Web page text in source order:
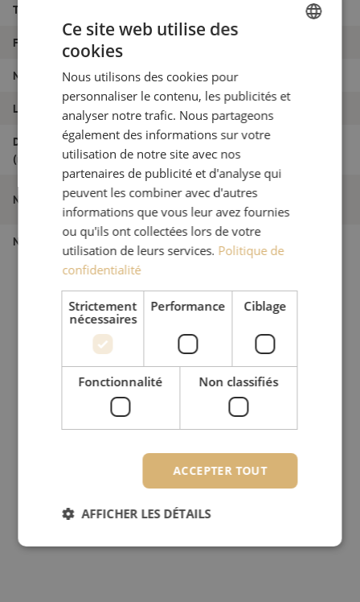
Type de connecteur
Fibretype
Nombre de fibres Duplex
Longueur
Diamètre extérieur
(mm)
1.8
Nom de l'article
Jarretière optique duplex OM4, LC/PC-
LC/PC, 1.8mm, 2m
Numéro d'article M20000134
Ce site web utilise des
cookies
Nous utilisons des cookies pour
personnaliser le contenu, les publicités et
analyser notre trafic. Nous partageons
également des informations sur votre
utilisation de notre site avec nos
partenaires de publicité et d'analyse qui
peuvent les combiner avec d'autres
informations que vous leur avez fournies
ou qu'ils ont collectées lors de votre
utilisation de leurs services. Politique de
confidentialité
Strictement
nécessaires
Performance Ciblage
Fonctionnalité Non classifiés
ACCEPTER TOUT
AFFICHER LES DÉTAILS